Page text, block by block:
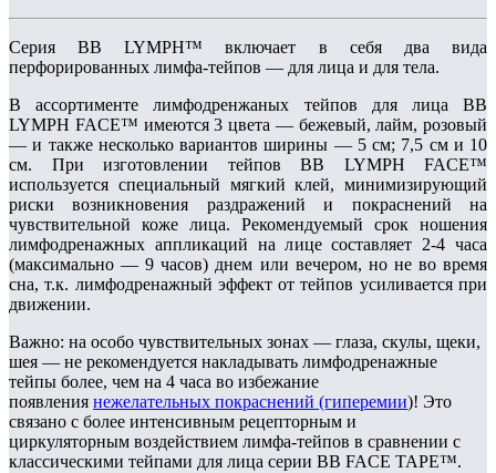
Серия BB LYMPH™ включает в себя два вида
перфорированных лимфа-тейпов — для лица и для тела.
В ассортименте лимфодренжаных тейпов для лица BB
LYMPH FACE™ имеются 3 цвета — бежевый, лайм, розовый
— и также несколько вариантов ширины — 5 см; 7,5 см и 10
см. При изготовлении тейпов BB LYMPH FACE™
используется специальный мягкий клей, минимизирующий
риски возникновения раздражений и покраснений на
чувствительной коже лица. Рекомендуемый срок ношения
лимфодренажных аппликаций на лице составляет 2-4 часа
(максимально — 9 часов) днем или вечером, но не во время
сна, т.к. лимфодренажный эффект от тейпов усиливается при
движении.
Важно: на особо чувствительных зонах — глаза, скулы, щеки,
шея — не рекомендуется накладывать лимфодренажные
тейпы более, чем на 4 часа во избежание
появления нежелательных покраснений (гиперемии)! Это
связано с более интенсивным рецепторным и
циркуляторным воздействием лимфа-тейпов в сравнении с
классическими тейпами для лица серии BB FACE TAPE™.